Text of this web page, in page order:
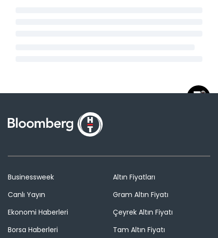
Businessweek
Canlı Yayın
Ekonomi Haberleri
Borsa Haberleri
Altın Fiyatları
Gram Altın Fiyatı
Çeyrek Altın Fiyatı
Tam Altın Fiyatı